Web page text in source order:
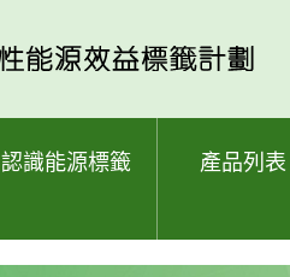
認識能源標籤 產品列表